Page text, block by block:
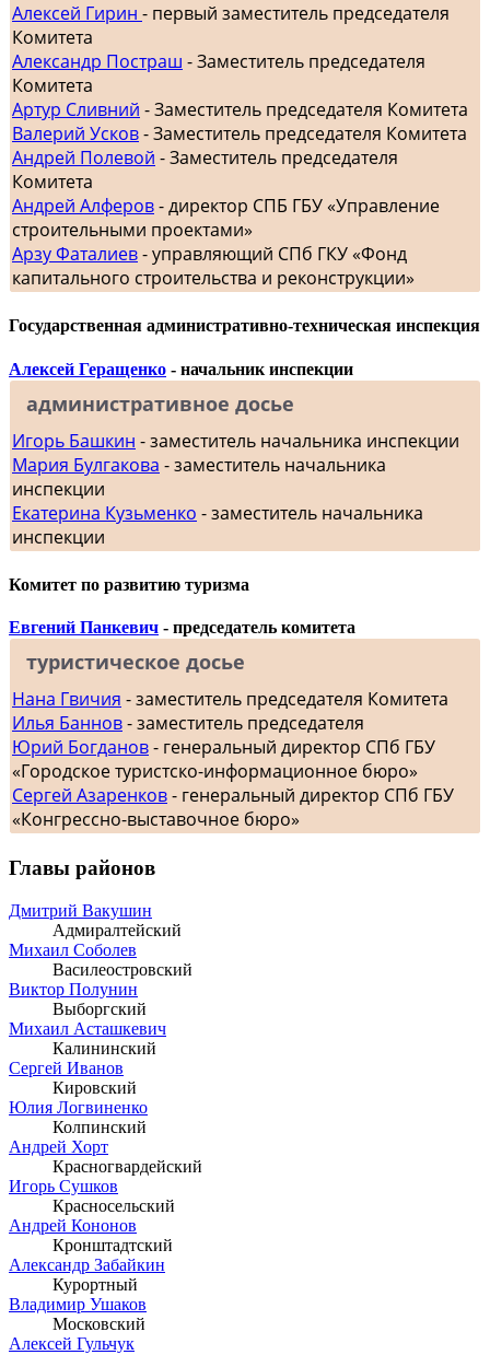
Алексей Гирин - первый заместитель председателя
Комитета
Александр Постраш - Заместитель председателя
Комитета
Артур Сливний - Заместитель председателя Комитета
Валерий Усков- Заместитель председателя Комитета
Андрей Полевой - Заместитель председателя
Комитета
Андрей Алферов- директор СПБ ГБУ «Управление
строительными проектами»
Арзу Фаталиев- управляющий СПб ГКУ «Фонд
капитального строительства и реконструкции»
Государственная административно-техническая инспекция
Алексей Геращенко - начальник инспекции
административное досье
Игорь Башкин - заместитель начальника инспекции
Мария Булгакова - заместитель начальника
инспекции
Екатерина Кузьменко - заместитель начальника
инспекции
Комитет по развитию туризма
Евгений Панкевич - председатель комитета
туристическое досье
Нана Гвичия - заместитель председателя Комитета
Илья Баннов- заместитель председателя
Юрий Богданов- генеральный директор СПб ГБУ
«Городское туристско-информационное бюро»
Сергей Азаренков- генеральный директор СПб ГБУ
«Конгрессно-выставочное бюро»
Главы районов
Дмитрий Вакушин
Адмиралтейский
Михаил Соболев
Василеостровский
Виктор Полунин
Выборгский
Михаил Асташкевич
Калининский
Сергей Иванов
Кировский
Юлия Логвиненко
Колпинский
Андрей Хорт
Красногвардейский
Игорь Сушков
Красносельский
Андрей Кононов
Кронштадтский
Александр Забайкин
Курортный
Владимир Ушаков
Московский
Алексей Гульчук